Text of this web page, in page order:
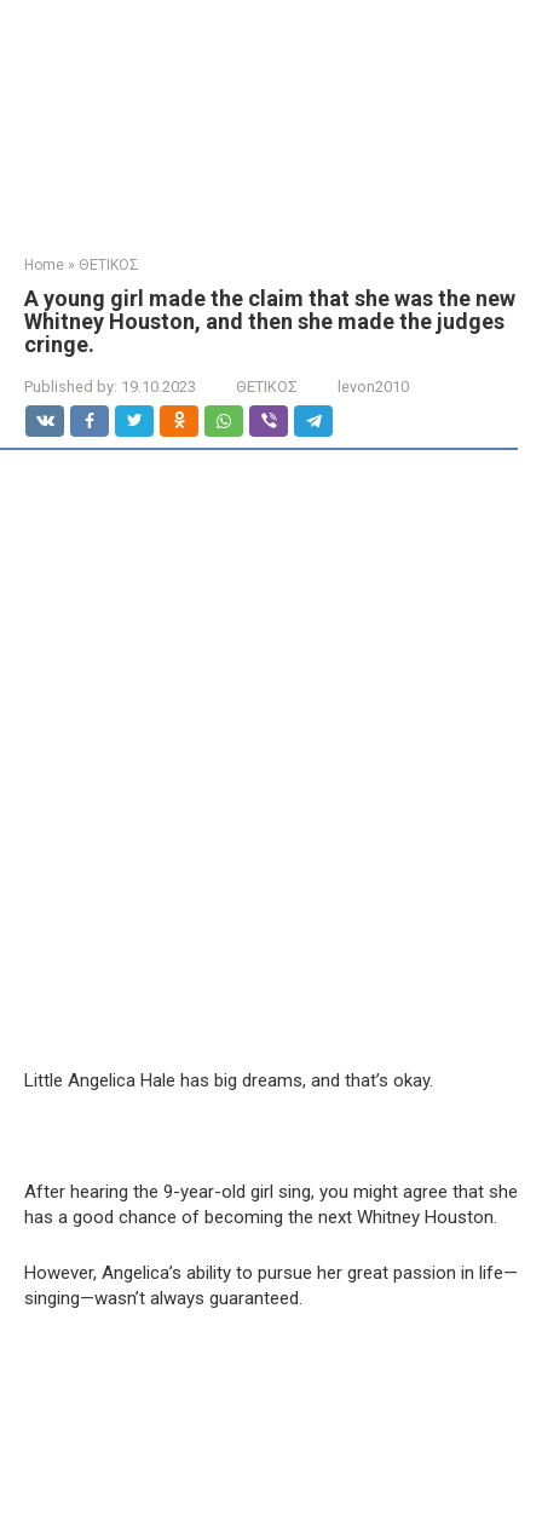
Home » ΘΕΤΙΚΟΣ
A young girl made the claim that she was the new
Whitney Houston, and then she made the judges
cringe.
Published by: 19.10.2023 ΘΕΤΙΚΟΣ levon2010
Little Angelica Hale has big dreams, and that’s okay.
After hearing the 9-year-old girl sing, you might agree that she
has a good chance of becoming the next Whitney Houston.
However, Angelica’s ability to pursue her great passion in life—
singing—wasn’t always guaranteed.